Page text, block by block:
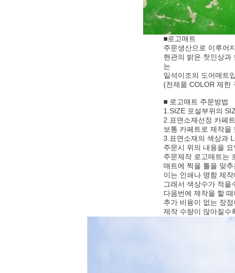
■로고매트
주문생산으로 이루어
현관의 밝은 첫인상과
는
일석이조의 도어매트
(전제품 COLOR 제한
■ 로고매트 주문방법
1.SIZE 포설부위의
2.표면소재선정 카페
보통 카페트로 제작을
3.표면소재의 색상과
주문시 위의 내용을
주문제작 로고매트는
매트에 찍을 틀을 맞
이는 인쇄나 명함 제
그래서 색상수가 적을
다음번에 제작을 할
추가 비용이 없는 장점
제작 수량이 많아질수